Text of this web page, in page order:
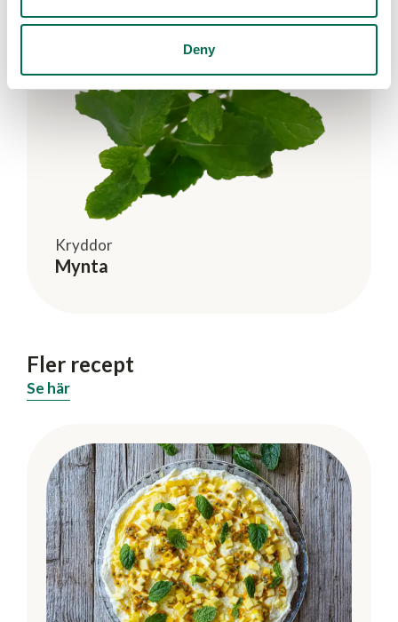
Deny
Kryddor
Mynta
Fler recept
Se här